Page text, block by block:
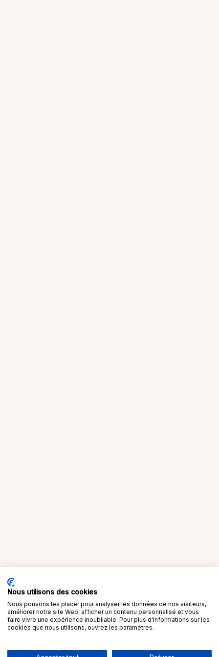
Nous utilisons des cookies
Nous pouvons les placer pour analyser les données de nos visiteurs,
améliorer notre site Web, afficher un contenu personnalisé et vous
faire vivre une expérience inoubliable. Pour plus d'informations sur les
cookies que nous utilisons, ouvrez les paramètres.